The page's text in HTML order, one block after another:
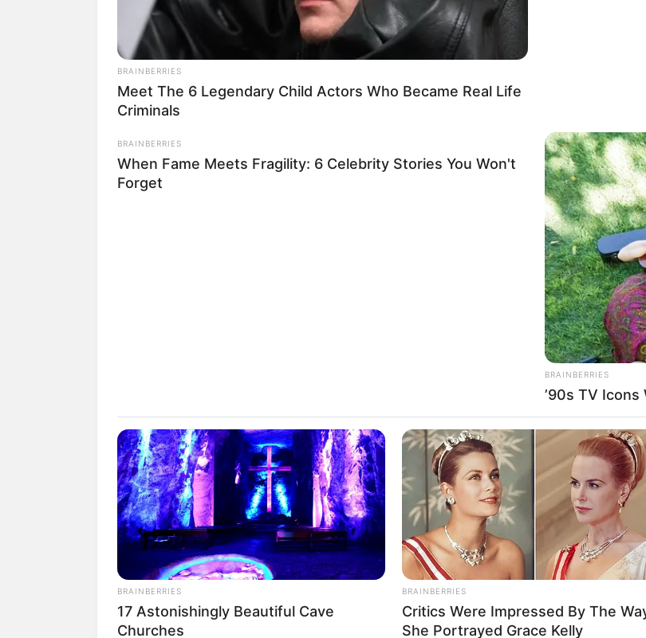
BRAINBERRIES
Meet The 6 Legendary Child Actors Who Became Real Life
Criminals
BRAINBERRIES
When Fame Meets Fragility: 6 Celebrity Stories You Won't
Forget
BRAINBERRIES
’90s TV
BRAINBERRIES
17 Astonishingly Beautiful Cave
Churches
BRAINBERRIES
Critics Were Impressed By The
She Portrayed Grace Kelly